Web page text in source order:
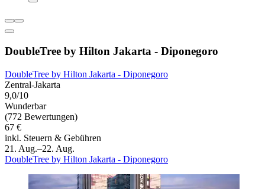
DoubleTree by Hilton Jakarta - Diponegoro
DoubleTree by Hilton Jakarta - Diponegoro
Zentral-Jakarta
9,0/10
Wunderbar
(772 Bewertungen)
67 €
inkl. Steuern & Gebühren
21. Aug.–22. Aug.
DoubleTree by Hilton Jakarta - Diponegoro